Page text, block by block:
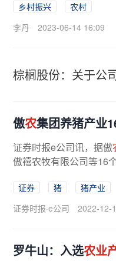
乡村振兴
农村
李丹
2023-06-14 16:09
棕榈股份：关于公
傲农集团养猪产业
证券时报e公司讯，据傲
傲禧农牧有限公司等16
证券 猪
猪产业
证券时报·e公司
2022-12-
罗牛山：入选农业